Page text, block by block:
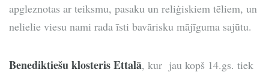
apgleznotas ar teiksmu, pasaku un reliģiskiem tēliem, un
nelielie viesu nami rada īsti bavārisku mājīguma sajūtu.
Benediktiešu klosteris Ettalā, kur jau kopš 14.gs. tiek